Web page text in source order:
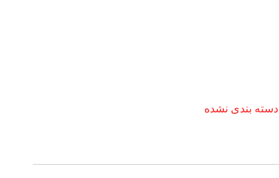
دسته بندی نشده